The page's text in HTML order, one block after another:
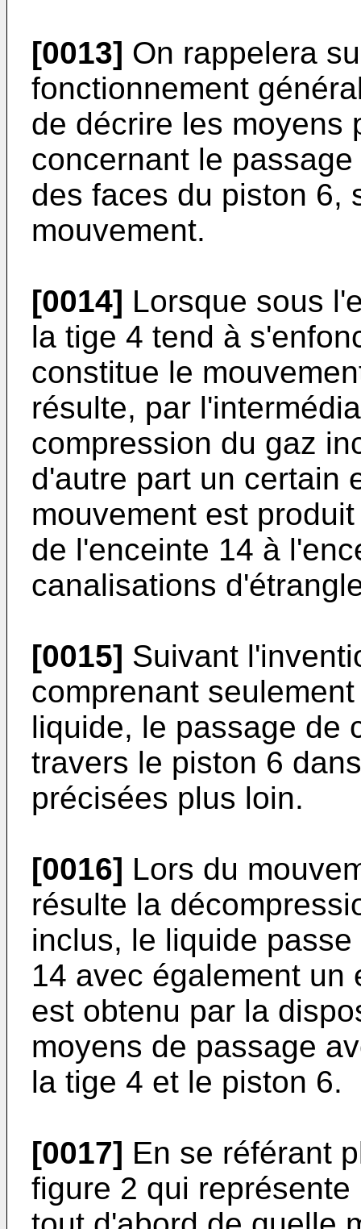
[0013] On rappelera
fonctionnement
de décrire les moyens
concernant le
des faces du piston 6,
mouvement.
[0014] Lorsque sous
la tige 4 tend à
constitue le
résulte, par
compression du gaz
d'autre part un certain
mouvement est
de l'enceinte 14 à
canalisations
[0015] Suivant
comprenant
liquide, le passage de
travers le piston 6
précisées plus loin.
[0016] Lors du
résulte la
inclus, le liquide
14 avec également un
est obtenu par la
moyens de passage
la tige 4 et le piston 6.
[0017] En se référant
figure 2 qui